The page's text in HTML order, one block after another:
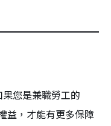
您是兼職勞工的
益，才能有更多保障